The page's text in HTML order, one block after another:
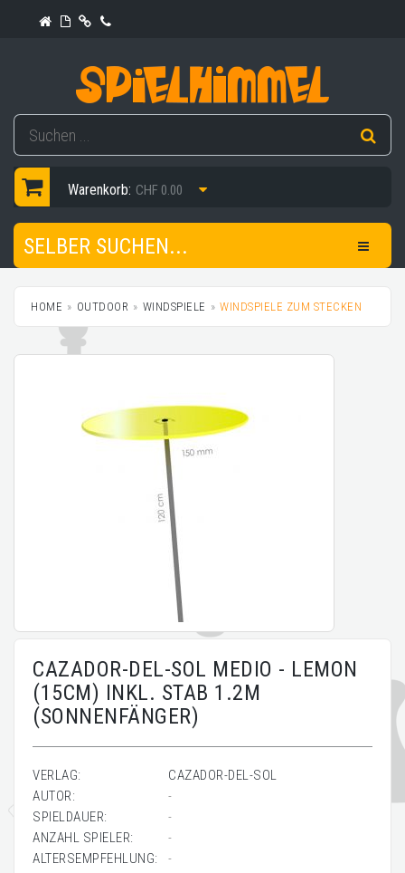
Warenkorb: CHF 0.00
SELBER SUCHEN...
HOME OUTDOOR WINDSPIELE WINDSPIELE ZUM STECKEN
CAZADOR-DEL-SOL MEDIO - LEMON
(15CM) INKL. STAB 1.2M
(SONNENFÄNGER)
VERLAG:
CAZADOR-DEL-SOL
AUTOR:
-
SPIELDAUER:
-
ANZAHL SPIELER:
-
ALTERSEMPFEHLUNG:
-